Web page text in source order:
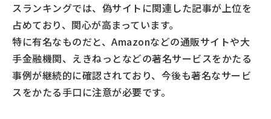
スランキングでは、偽サイトに関連した記事が上位を
占めており、関心が高まっています。
特に有名なものだと、Amazonなどの通販サイトや大
手金融機関、えきねっとなどの著名サービスをかたる
事例が継続的に確認されており、今後も著名なサービ
スをかたる手口に注意が必要です。